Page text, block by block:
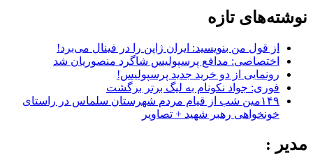
نوشته‌های تازه
از قول من بنویسید: ایران ژاپن را در فینال می‌برد!
اختصاصی: مدافع پرسپولیس شاگرد منصوریان شد
رونمایی از دو خرید جدید پرسپولیس!
فوری: جواد نکونام به لیگ برتر برگشت
۱۴۹مین شب از قیام مردم شهرستان سلماس در راستای
خونخواهی رهبر شهید + تصاویر
مدیر :